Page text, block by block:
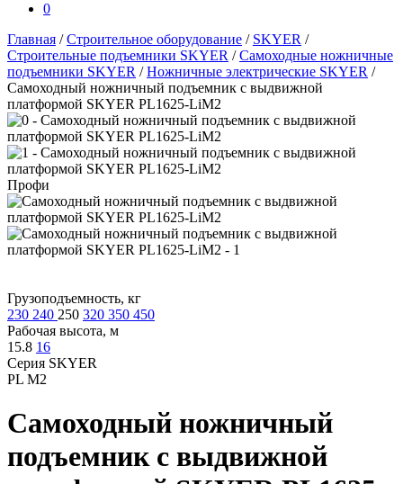
0
Главная /Строительное оборудование / SKYER /
Строительные подъемники SKYER /Самоходные ножничные
подъемники SKYER /Ножничные электрические SKYER /
Самоходный ножничный подъемник с выдвижной
платформой SKYER PL1625-LiM2
Профи
Грузоподъемность, кг
230 240 250 320 350 450
Рабочая высота, м
15.8 16
Серия SKYER
PL M2
Самоходный ножничный
подъемник с выдвижной